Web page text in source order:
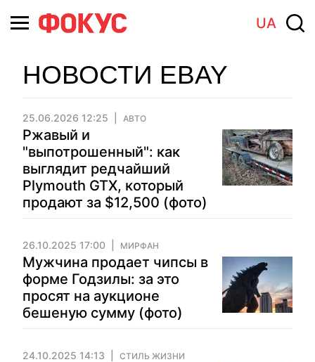
UA
НОВОСТИ EBAY
25.06.2026 12:25 АВТО
Ржавый и
"выпотрошенный": как
выглядит редчайший
Plymouth GTX, который
продают за $12,500 (фото)
26.10.2025 17:00 МИРФАН
Мужчина продает чипсы в
форме Годзилы: за это
просят на аукционе
бешеную сумму (фото)
24.10.2025 14:13 СТИЛЬ ЖИЗНИ